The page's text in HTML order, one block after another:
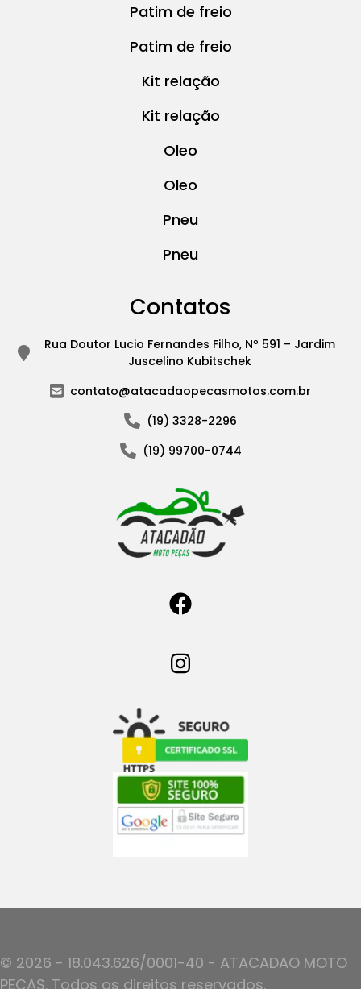
Patim de freio
Patim de freio
Kit relação
Kit relação
Oleo
Oleo
Pneu
Pneu
Contatos
Rua Doutor Lucio Fernandes Filho, Nº 591 – Jardim
Juscelino Kubitschek
contato@atacadaopecasmotos.com.br
(19) 3328-2296
(19) 99700-0744
© 2026 - 18.043.626/0001-40 - ATACADAO MOTO
PECAS. Todos os direitos reservados.